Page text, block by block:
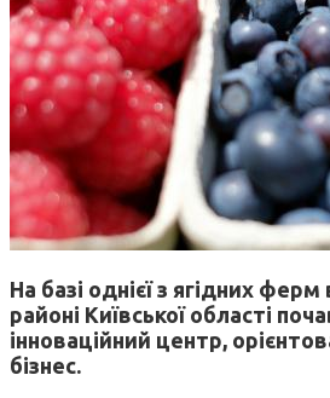
На базі однієї з ягідних
районі Київської області
інноваційний центр,
бізнес.